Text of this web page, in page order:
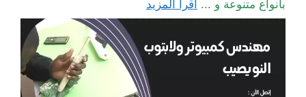
بأنواع متنوعة و ... اقرأ المزيد